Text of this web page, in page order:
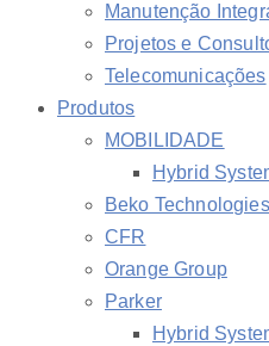
Manutenção
Projetos e
Telecomunicações
Produtos
MOBILIDADE
Hybrid
Beko Technologies
CFR
Orange Group
Parker
Hybrid